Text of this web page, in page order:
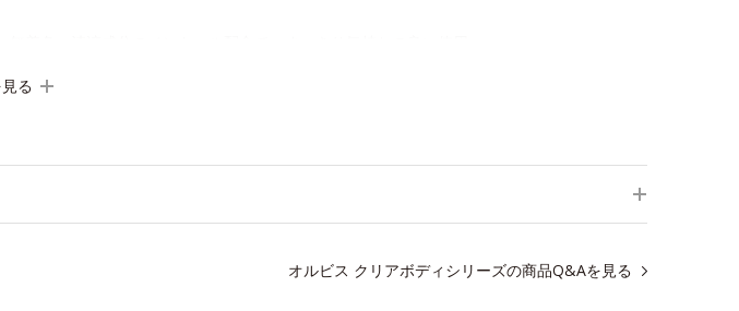
の土台(*2)をつくるボディ洗浄料です。
る
オルビス クリアボディシリーズの商品Q&Aを見る